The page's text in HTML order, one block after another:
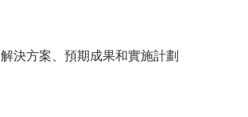
決方案、預期成果和實施計劃